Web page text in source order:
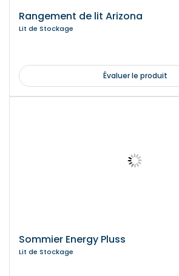
Rangement de lit Arizona
Lit de Stockage
Évaluer le produit
Sommier Energy Pluss
Lit de Stockage